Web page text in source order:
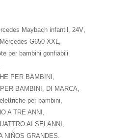
Maybach infantil 24V
Mercedes G650 XXL
per bambini gonfiabili
PER BAMBINI
BAMBINI
DI MARCA
per bambini
A TRE ANNI
AI SEI ANNI
NIÑOS GRANDES